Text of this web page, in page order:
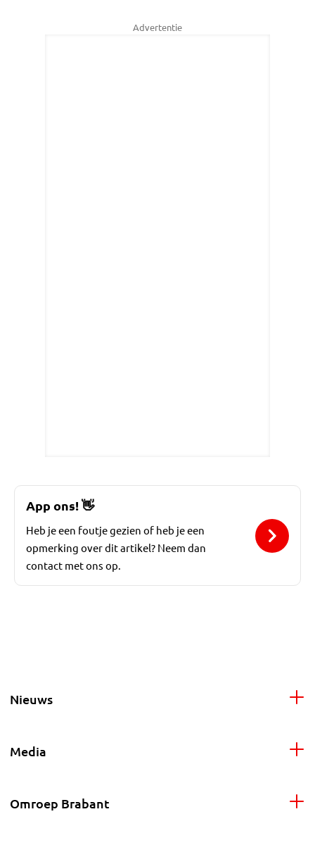
Advertentie
App ons!👋
Heb je een foutje gezien of heb je een
opmerking over dit artikel? Neem dan
contact met ons op.
Nieuws
Media
Omroep Brabant